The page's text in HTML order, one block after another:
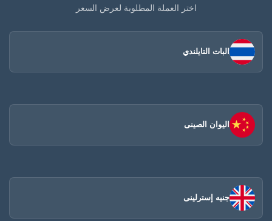
اختر العملة المطلوبة لعرض السعر
البات التايلندي
اليوان الصينى​
جنيه إسترلينى